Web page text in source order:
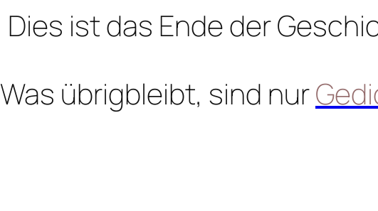
Dies ist das Ende der
Was übrigbleibt, sind nur